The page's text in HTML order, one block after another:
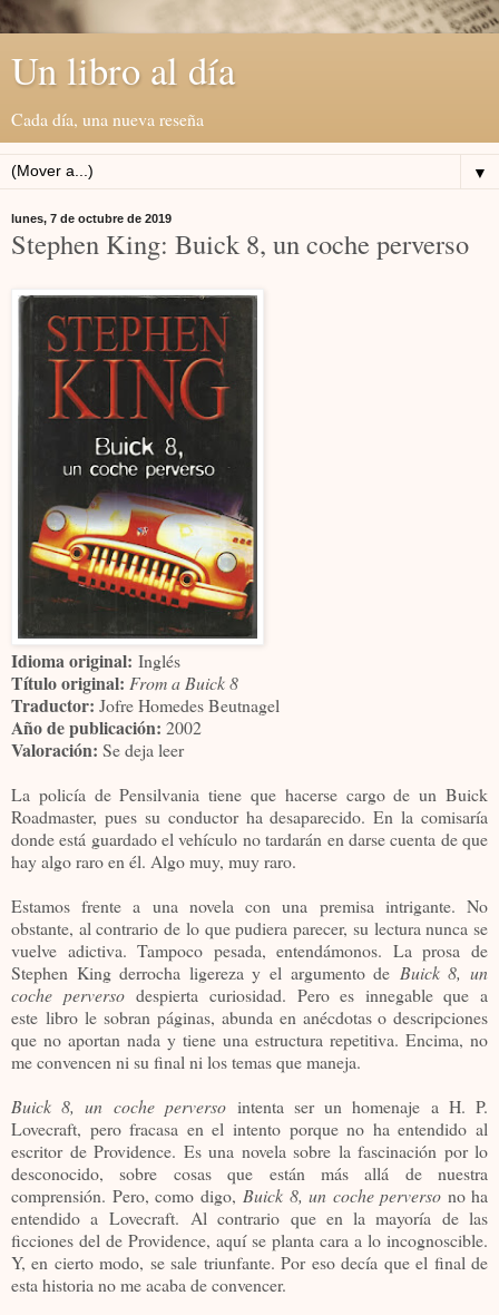
Un libro al día
Cada día, una nueva reseña
▼
lunes, 7 de octubre de 2019
Stephen King: Buick 8, un coche perverso
Idioma original: Inglés
Título original: From a Buick 8
Traductor: Jofre Homedes Beutnagel
Año de publicación: 2002
Valoración: Se deja leer
La policía de Pensilvania tiene que hacerse cargo de un Buick
Roadmaster, pues su conductor ha desaparecido. En la comisaría
donde está guardado el vehículo no tardarán en darse cuenta de que
hay algo raro en él. Algo muy, muy raro.
Estamos frente a una novela con una premisa intrigante. No
obstante, al contrario de lo que pudiera parecer, su lectura nunca se
vuelve adictiva. Tampoco pesada, entendámonos. La prosa de
Stephen King derrocha ligereza y el argumento de Buick 8, un
coche perversodespierta curiosidad. Pero es innegable que a
este libro le sobran páginas, abunda en anécdotas o descripciones
que no aportan nada y tiene una estructura repetitiva. Encima, no
me convencen ni su final ni los temas que maneja.
Buick 8, un coche perversointenta ser un homenaje a H. P.
Lovecraft, pero fracasa en el intento porque no ha entendido al
escritor de Providence. Es una novela sobre la fascinación por lo
desconocido, sobre cosas que están más allá de nuestra
comprensión. Pero, como digo, Buick 8, un coche perverso no ha
entendido a Lovecraft. Al contrario que en la mayoría de las
ficciones del de Providence, aquí se planta cara a lo incognoscible.
Y, en cierto modo, se sale triunfante. Por eso decía que el final de
esta historia no me acaba de convencer.